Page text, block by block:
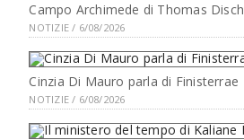
Campo Archimede di Thomas Disch
NOTIZIE / 6/08/2026
Cinzia Di Mauro parla di Finisterrae
NOTIZIE / 6/08/2026